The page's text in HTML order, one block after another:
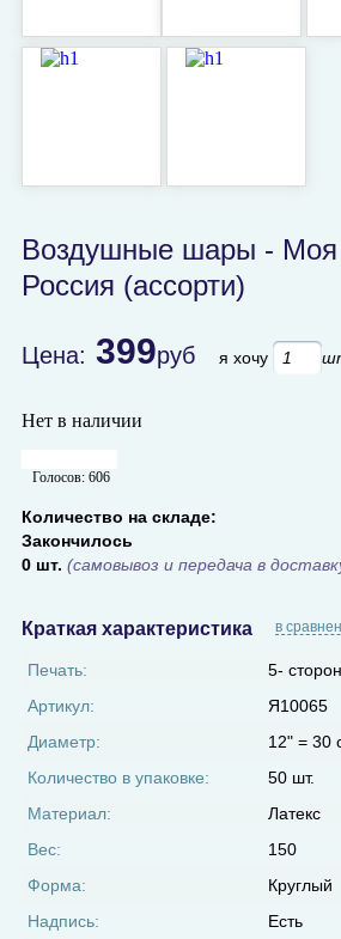
Воздушные шары - Моя
Россия (ассорти)
Цена: 399руб я хочу
Нет в наличии
Голосов: 606
Количество на складе:
Закончилось
0 шт. (самовывоз и передача в
Краткая характеристика в
Печать:
5-
Артикул:
Я10065
Диаметр:
12" = 30
Количество в упаковке:
50 шт.
Материал:
Латекс
Вес:
150
Форма:
Круглый
Надпись:
Есть